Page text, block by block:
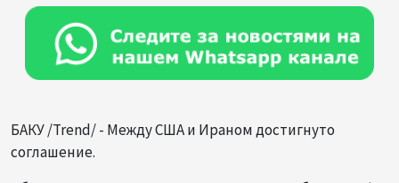
БАКУ /Trend/ - Между США и Ираном достигнуто
соглашение.